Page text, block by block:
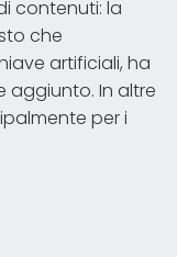
contenuti: la
che
artificiali, ha
aggiunto. In altre
per i